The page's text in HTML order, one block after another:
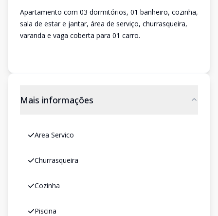
Apartamento com 03 dormitórios, 01 banheiro, cozinha,
sala de estar e jantar, área de serviço, churrasqueira,
varanda e vaga coberta para 01 carro.
Mais informações
Area Servico
Churrasqueira
Cozinha
Piscina